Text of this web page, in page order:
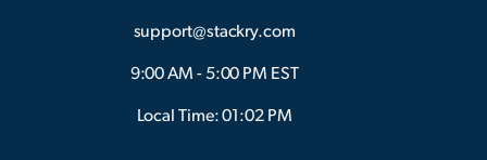
support@stackry.com
9:00 AM - 5:00 PM EST
Local Time: 01:02 PM